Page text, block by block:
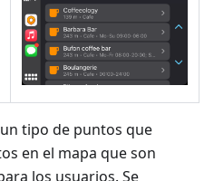
tipo de puntos que
en el mapa que son
los usuarios. Se